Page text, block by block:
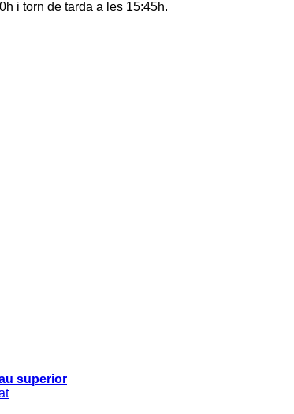
i torn de tarda a les 15:45h.
superior